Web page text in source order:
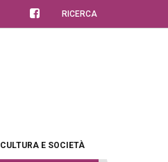
RICERCA
CULTURA E SOCIETÀ